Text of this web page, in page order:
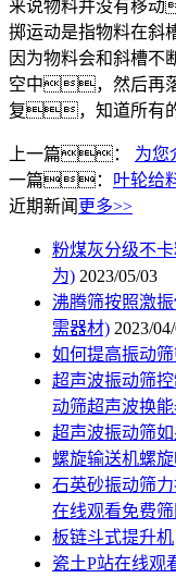
来说物料并没有移
掷运动是指物料在
因为物料会和斜槽
空中，然后再
复，知道所有
上一篇： 为您
一篇： 叶轮给
近期新闻 更多>>
粉煤灰分级不
为) 2023/05/03
沸腾筛按照激
需器材) 2023/04/
如何提高振动
超声波振动筛
动筛超声波换
超声波振动筛
螺旋输送机螺
石英砂振动筛
在线观看免费
板链斗式提升机
瓷土P站在线观